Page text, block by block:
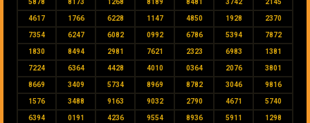
5878 8173 1268 8189 8481 3742 2145
4617 1766 6228 1147 4850 1928 2370
7354 6247 6082 0992 6786 5394 7872
1830 8494 2981 7621 2323 6983 1381
7224 6364 4428 4010 0364 2076 3801
8669 3409 5734 8969 8782 3046 9816
1576 3488 9163 9032 2790 4671 5740
6394 0191 4236 9554 8936 5911 1298